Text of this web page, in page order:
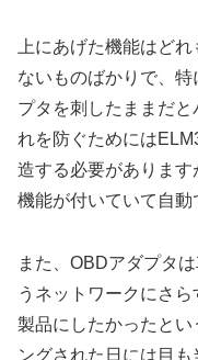
上にあげた機能はど
ないものばかりで、
プタを刺したままだ
れを防ぐためには
造する必要があります
機能が付いていて自動
また、OBDアダプタ
うネットワークにさ
製品にしたかったと
ングされた日には目も